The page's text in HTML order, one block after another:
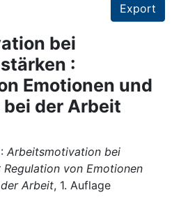
Export
bei
:
Emotionen und
der Arbeit
Arbeitsmotivation bei
von Emotionen
Arbeit, 1. Auflage